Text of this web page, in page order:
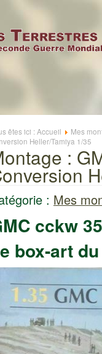
êtes ici : Accueil
Mes
Heller/Tamiya 1/35
:
: Mes
cckw
box-art